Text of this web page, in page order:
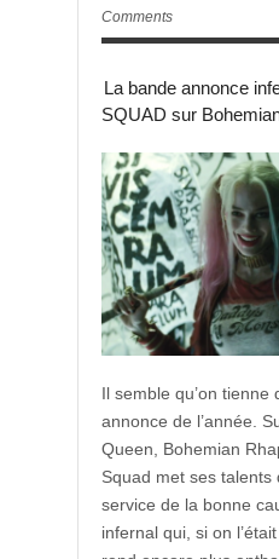
Comments
La bande annonce
SQUAD sur
Il semble qu’on tienne
annonce de l’année.
Queen, Bohemian
Squad met ses talents
service de la bonne
infernal qui, si on